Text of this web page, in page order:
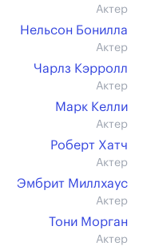
Актер
Нельсон Бонилла
Актер
Чарлз Кэрролл
Актер
Марк Келли
Актер
Роберт Хатч
Актер
Эмбрит Миллхаус
Актер
Тони Морган
Актер